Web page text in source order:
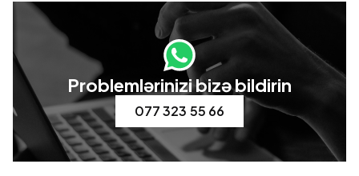
Problemlərinizi bizə bildirin
077 323 55 66